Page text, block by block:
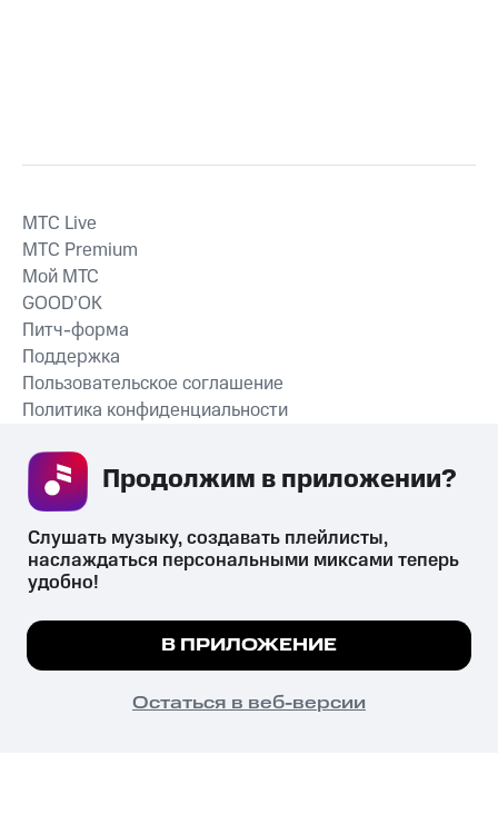
СКАЧАТЬ ПРИЛОЖЕНИЕ
MTС Live
MTС Premium
Мой МТС
GOOD’OK
Питч-форма
Поддержка
Пользовательское соглашение
Политика конфиденциальности
психотропных веществ, их аналогов причиняет вред здоровью,
их незаконный оборот запрещён и влечёт установленную
законодательством ответственность.
© 2026 ООО «КИОН».
Все права защищены
Мы используем куки, чтобы на сайте все
Подробнее
ПОНЯТНО
Слушать музыку, создавать плейлисты,
наслаждаться персональными миксами теперь
удобно!
В ПРИЛОЖЕНИЕ
Остаться в веб-версии